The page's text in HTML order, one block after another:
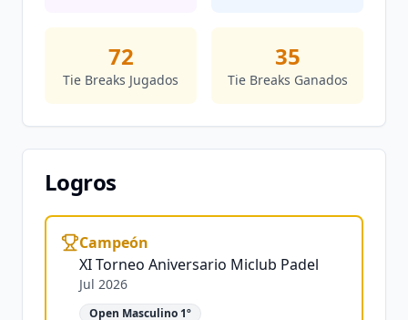
72
Tie Breaks Jugados
35
Tie Breaks Ganados
Logros
Campeón
XI Torneo Aniversario Miclub Padel
Jul 2026
Open Masculino 1º